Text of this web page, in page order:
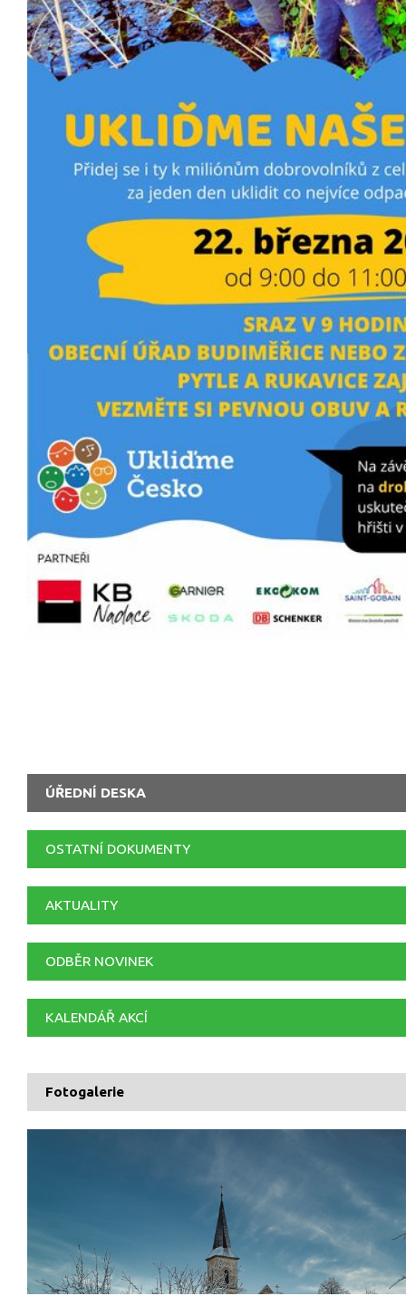
ÚŘEDNÍ DESKA
OSTATNÍ DOKUMENTY
AKTUALITY
ODBĚR NOVINEK
KALENDÁŘ AKCÍ
Fotogalerie